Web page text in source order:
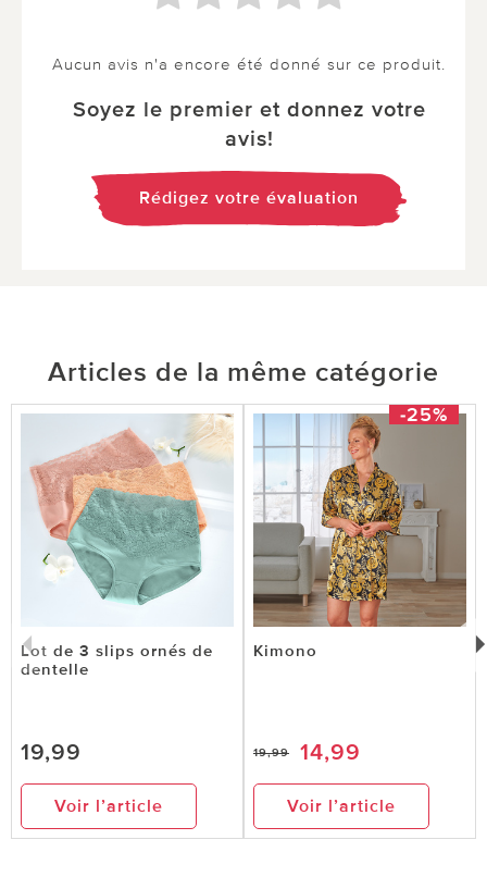
Aucun avis n'a encore été donné sur ce produit.
Soyez le premier et donnez votre
avis!
Rédigez votre évaluation
Articles de la même catégorie
Lot de 3 slips ornés de
dentelle
19,99
Voir l’article
-25%
Kimono
19,99 14,99
Voir l’article